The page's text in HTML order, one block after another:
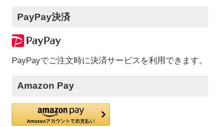
PayPay決済
PayPayでご注文時に決済サービスを利用できます。
Amazon Pay